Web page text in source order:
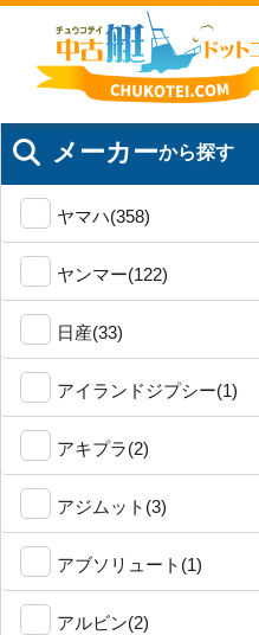
メーカーから探す
ヤマハ(358)
ヤンマー(122)
日産(33)
アイランドジプシー(1)
アキプラ(2)
アジムット(3)
アブソリュート(1)
アルビン(2)